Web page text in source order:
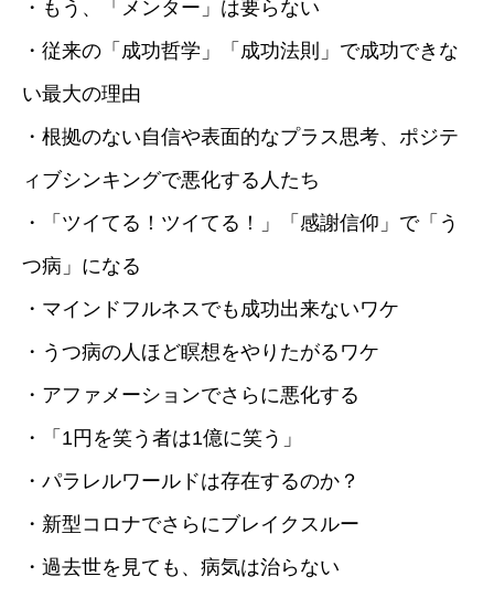
・もう、「メンター」は要らない
・従来の「成功哲学」「成功法則」で成功できな
い最大の理由
・根拠のない自信や表面的なプラス思考、ポジテ
ィブシンキングで悪化する人たち
・「ツイてる！ツイてる！」「感謝信仰」で「う
つ病」になる
・マインドフルネスでも成功出来ないワケ
・うつ病の人ほど瞑想をやりたがるワケ
・アファメーションでさらに悪化する
・「1円を笑う者は1億に笑う」
・パラレルワールドは存在するのか？
・新型コロナでさらにブレイクスルー
・過去世を見ても、病気は治らない